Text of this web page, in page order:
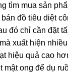
tìm mua sản
đồ tiêu diệt
đó chỉ cần đặt
xuất hiện
hiệu quả cao
mật ong để dụ